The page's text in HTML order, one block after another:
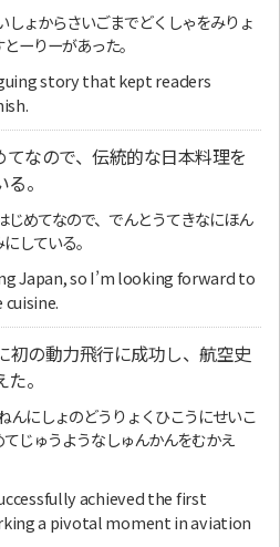
しょからさいごまでどくしゃをみりょ
ーりーがあった。
story that kept readers
なので、伝統的な日本料理を
。
じめてなので、でんとうてきなにほん
している。
Japan, so I’m looking forward to
初の動力飛行に成功し、航空史
。
んにしょのどうりょくひこうにせいこ
じゅうようなしゅんかんをむかえ
achieved the first
a pivotal moment in aviation